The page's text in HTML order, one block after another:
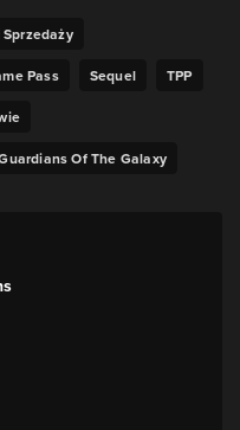
Pass Sequel
TPP
Of The Galaxy